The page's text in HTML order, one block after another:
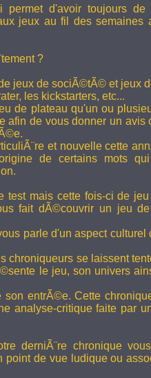
d'avoir toujours de
jeux au fil des semaines
?
jeux de sociÃ©tÃ© et jeux
les kickstarters, etc...
de plateau qu'un ou
de vous donner un avis
et nouvelle cette
de certains mots
test mais cette fois-ci de jeu
fait dÃ©couvrir un jeu de
parle d'un aspect culturel
chroniqueurs se laissent
le jeu, son univers
entrÃ©e. Cette
analyse-critique faite par
derniÃ¨re chronique
point de vue ludique ou